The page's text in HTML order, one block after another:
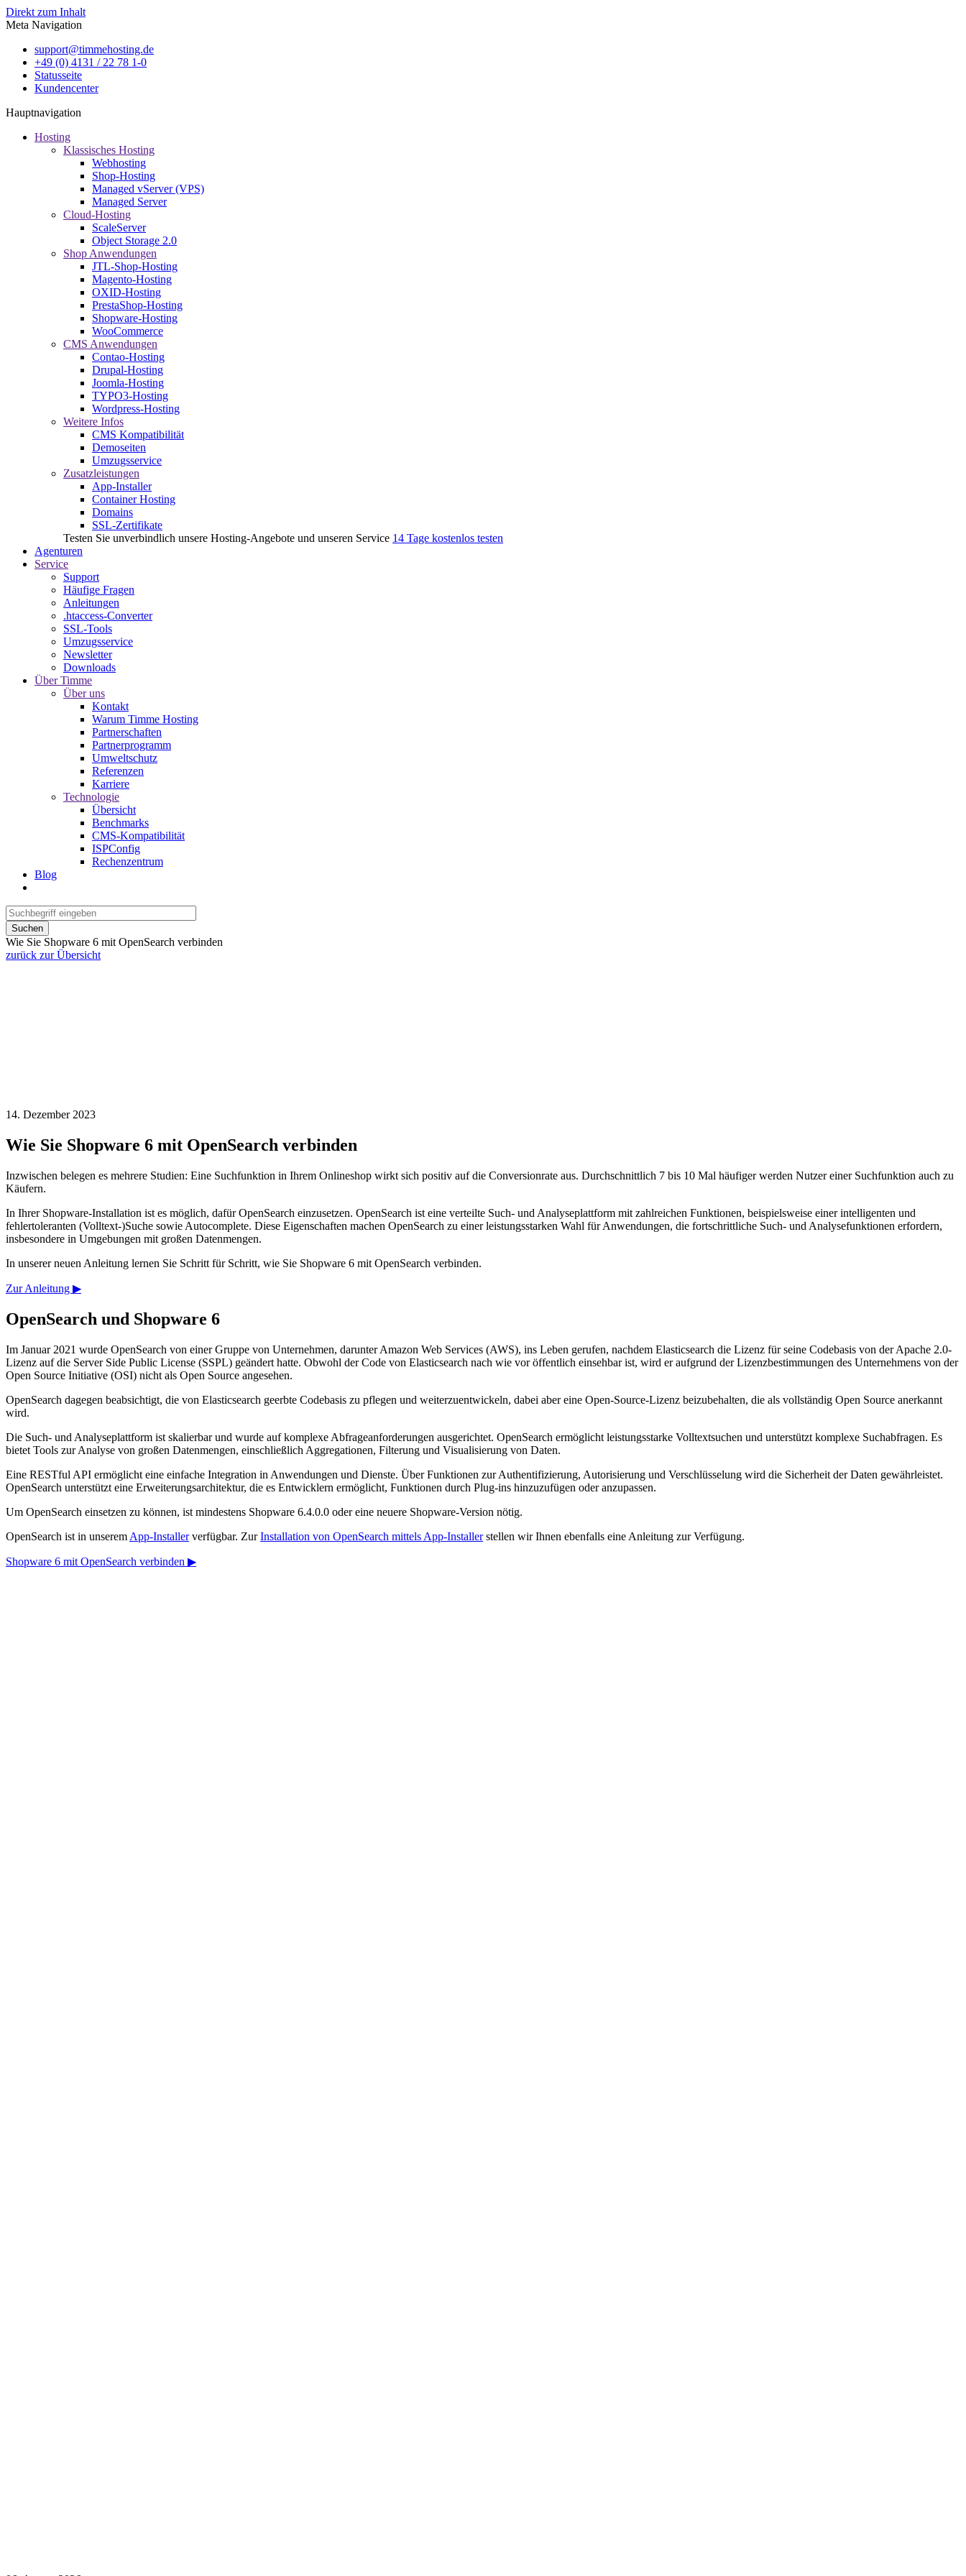
Direkt zum Inhalt
Meta Navigation
support@timmehosting.de
+49 (0) 4131 / 22 78 1-0
Statusseite
Kundencenter
Hauptnavigation
Hosting
Klassisches Hosting
Webhosting
Shop-Hosting
Managed vServer (VPS)
Managed Server
Cloud-Hosting
ScaleServer
Object Storage 2.0
Shop Anwendungen
JTL-Shop-Hosting
Magento-Hosting
OXID-Hosting
PrestaShop-Hosting
Shopware-Hosting
WooCommerce
CMS Anwendungen
Contao-Hosting
Drupal-Hosting
Joomla-Hosting
TYPO3-Hosting
Wordpress-Hosting
Weitere Infos
CMS Kompatibilität
Demoseiten
Umzugsservice
Zusatzleistungen
App-Installer
Container Hosting
Domains
SSL-Zertifikate
Testen Sie unverbindlich unsere Hosting-Angebote und unseren Service 14 Tage kostenlos testen
Agenturen
Service
Support
Häufige Fragen
Anleitungen
.htaccess-Converter
SSL-Tools
Umzugsservice
Newsletter
Downloads
Über Timme
Über uns
Kontakt
Warum Timme Hosting
Partnerschaften
Partnerprogramm
Umweltschutz
Referenzen
Karriere
Technologie
Übersicht
Benchmarks
CMS-Kompatibilität
ISPConfig
Rechenzentrum
Blog
Suchen
Wie Sie Shopware 6 mit OpenSearch verbinden
zurück zur Übersicht
14. Dezember 2023
Wie Sie Shopware 6 mit OpenSearch verbinden
Inzwischen belegen es mehrere Studien: Eine Suchfunktion in Ihrem Onlineshop wirkt sich positiv auf die Conversionrate aus. Durchschnittlich 7 bis 10 Mal häufiger werden Nutzer einer Suchfunktion auch zu
Käufern.
In Ihrer Shopware-Installation ist es möglich, dafür OpenSearch einzusetzen. OpenSearch ist eine verteilte Such- und Analyseplattform mit zahlreichen Funktionen, beispielsweise einer intelligenten und
fehlertoleranten (Volltext-)Suche sowie Autocomplete. Diese Eigenschaften machen OpenSearch zu einer leistungsstarken Wahl für Anwendungen, die fortschrittliche Such- und Analysefunktionen erfordern,
insbesondere in Umgebungen mit großen Datenmengen.
In unserer neuen Anleitung lernen Sie Schritt für Schritt, wie Sie Shopware 6 mit OpenSearch verbinden.
Zur Anleitung ▶
OpenSearch und Shopware 6
Im Januar 2021 wurde OpenSearch von einer Gruppe von Unternehmen, darunter Amazon Web Services (AWS), ins Leben gerufen, nachdem Elasticsearch die Lizenz für seine Codebasis von der Apache 2.0-
Lizenz auf die Server Side Public License (SSPL) geändert hatte. Obwohl der Code von Elasticsearch nach wie vor öffentlich einsehbar ist, wird er aufgrund der Lizenzbestimmungen des Unternehmens von der
Open Source Initiative (OSI) nicht als Open Source angesehen.
OpenSearch dagegen beabsichtigt, die von Elasticsearch geerbte Codebasis zu pflegen und weiterzuentwickeln, dabei aber eine Open-Source-Lizenz beizubehalten, die als vollständig Open Source anerkannt
wird.
Die Such- und Analyseplattform ist skalierbar und wurde auf komplexe Abfrageanforderungen ausgerichtet. OpenSearch ermöglicht leistungsstarke Volltextsuchen und unterstützt komplexe Suchabfragen. Es
bietet Tools zur Analyse von großen Datenmengen, einschließlich Aggregationen, Filterung und Visualisierung von Daten.
Eine RESTful API ermöglicht eine einfache Integration in Anwendungen und Dienste. Über Funktionen zur Authentifizierung, Autorisierung und Verschlüsselung wird die Sicherheit der Daten gewährleistet.
OpenSearch unterstützt eine Erweiterungsarchitektur, die es Entwicklern ermöglicht, Funktionen durch Plug-ins hinzuzufügen oder anzupassen.
Um OpenSearch einsetzen zu können, ist mindestens Shopware 6.4.0.0 oder eine neuere Shopware-Version nötig.
OpenSearch ist in unserem App-Installerverfügbar. ZurInstallation von OpenSearch mittels App-Installerstellen wir Ihnen ebenfalls eine Anleitung zur Verfügung.
Shopware 6 mit OpenSearch verbinden ▶